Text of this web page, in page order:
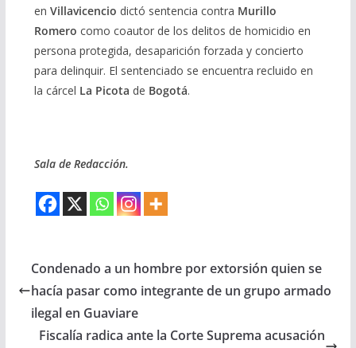
en Villavicencio dictó sentencia contra Murillo
Romero como coautor de los delitos de homicidio en
persona protegida, desaparición forzada y concierto
para delinquir. El sentenciado se encuentra recluido en
la cárcel La Picota de Bogotá.
Sala de Redacción.
Condenado a un hombre por extorsión quien se
hacía pasar como integrante de un grupo armado
ilegal en Guaviare
Fiscalía radica ante la Corte Suprema acusación